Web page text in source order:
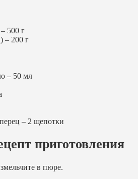
500 г
– 200 г
– 50 мл
– 2 щепотки
приготовления
в пюре.